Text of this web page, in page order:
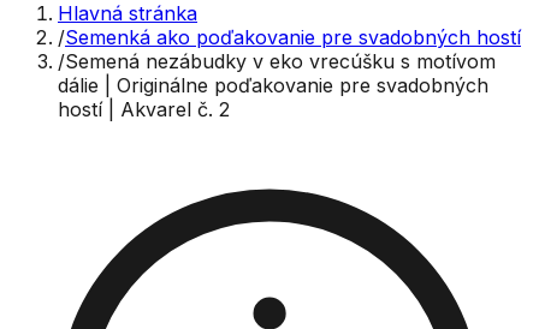
Hlavná stránka
/Semenká ako poďakovanie pre svadobných hostí
/Semená nezábudky v eko vrecúšku s motívom
dálie | Originálne poďakovanie pre svadobných
hostí | Akvarel č. 2